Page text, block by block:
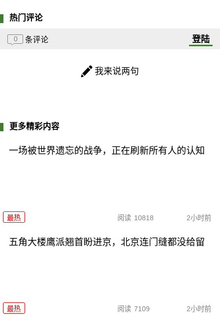
热门评论
0 条评论 登陆
我来说两句
更多精彩内容
一场被世界遗忘的战争，正在刷新所有人的认知
最热 阅读 10818 2小时前
五角大楼鹰派翘首盼进京，北京连门缝都没给留
最热 阅读 7109 2小时前